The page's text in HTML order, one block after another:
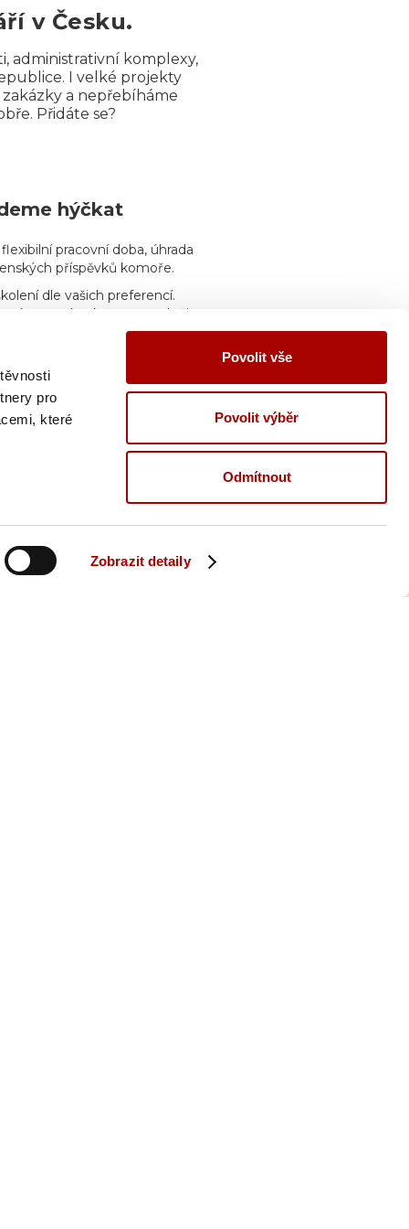
pro
které
Zobrazit detaily
Povolit vše
Povolit výběr
Odmítnout
v Česku.
administrativní komplexy,
I velké projekty
a nepřebíháme
Přidáte se?
hýčkat
pracovní doba, úhrada
příspěvků komoře.
dle vašich preferencí.
externí, exkurze staveb či
vzdělávání a
s datovým tarifem,
příspěvky na sport, kulturu